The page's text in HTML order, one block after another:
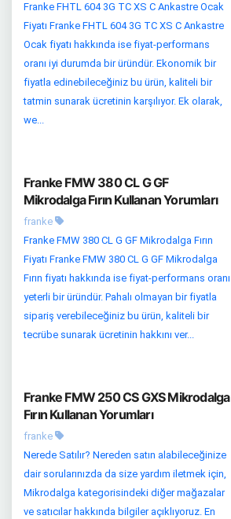
Franke FHTL 604 3G TC XS C Ankastre Ocak
Fiyatı Franke FHTL 604 3G TC XS C Ankastre
Ocak fiyatı hakkında ise fiyat-performans
oranı iyi durumda bir üründür. Ekonomik bir
fiyatla edinebileceğiniz bu ürün, kaliteli bir
tatmin sunarak ücretinin karşılıyor. Ek olarak,
we...
Franke FMW 380 CL G GF
Mikrodalga Fırın Kullanan Yorumları
franke
Franke FMW 380 CL G GF Mikrodalga Fırın
Fiyatı Franke FMW 380 CL G GF Mikrodalga
Fırın fiyatı hakkında ise fiyat-performans oranı
yeterli bir üründür. Pahalı olmayan bir fiyatla
sipariş verebileceğiniz bu ürün, kaliteli bir
tecrübe sunarak ücretinin hakkını ver...
Franke FMW 250 CS GXS Mikrodalga
Fırın Kullanan Yorumları
franke
Nerede Satılır? Nereden satın alabileceğinize
dair sorularınızda da size yardım iletmek için,
Mikrodalga kategorisindeki diğer mağazalar
ve satıcılar hakkında bilgiler açıklıyoruz. En